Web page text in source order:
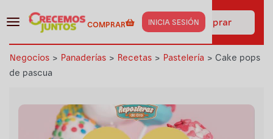
COMPRAR INICIA SESIÓN
¡Haz clic aquí y obtén los
insumos de esta receta al
instante!
Ir a comprar
Negocios > Panaderías > Recetas > Pastelería > Cake pops
de pascua